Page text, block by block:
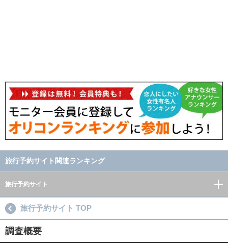
旅行予約サイト関連ランキング
旅行予約サイト
旅行予約サイト TOP
調査概要